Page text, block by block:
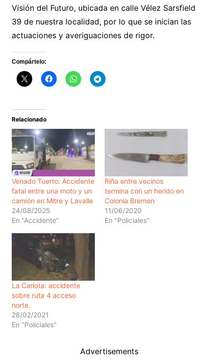
Visión del Futuro, ubicada en calle Vélez Sarsfield
39 de nuestra localidad, por lo que se inician las
actuaciones y averiguaciones de rigor.
Compártelo:
Relacionado
Venado Tuerto: Accidente
fatal entre una moto y un
camión en Mitre y Lavalle
24/08/2025
En "Accidente"
Riña entre vecinos
termina con un herido en
Colonia Bremen
11/06/2020
En "Policiales"
La Carlota: accidente
sobre ruta 4 acceso
norte.
28/02/2021
En "Policiales"
Advertisements